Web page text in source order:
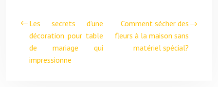
Les secrets d’une
décoration pour table
de mariage qui
impressionne
Comment sécher des
fleurs à la maison sans
matériel spécial?